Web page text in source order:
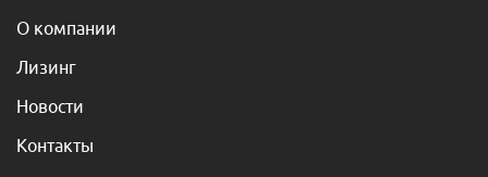
О компании
Лизинг
Новости
Контакты